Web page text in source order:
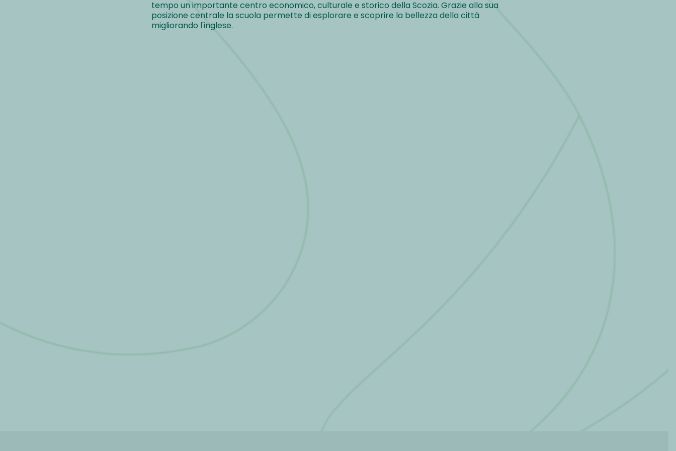
tempo un importante centro economico, culturale e storico della Scozia. Grazie alla sua
posizione centrale la scuola permette di esplorare e scoprire la bellezza della città
migliorando l'inglese.